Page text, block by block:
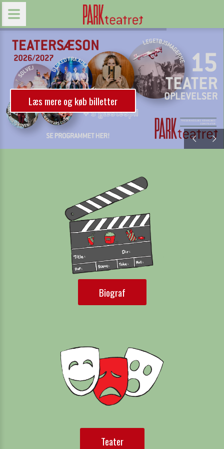
Læs mere og køb billetter
Biograf
Teater